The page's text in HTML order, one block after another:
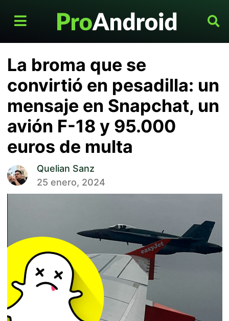
La broma que se
convirtió en pesadilla: un
mensaje en Snapchat, un
avión F-18 y 95.000
euros de multa
Quelian Sanz
25 enero, 2024